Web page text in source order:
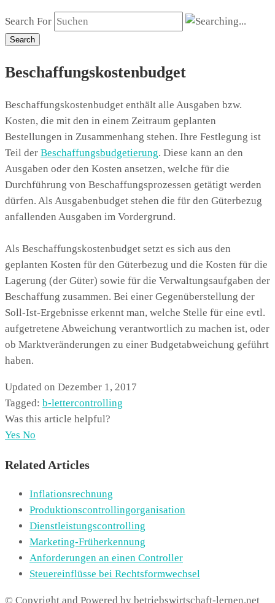
Search For
Search
Beschaffungskostenbudget
Beschaffungskostenbudget enthält alle Ausgaben bzw.
Kosten, die mit den in einem Zeitraum geplanten
Bestellungen in Zusammenhang stehen. Ihre Festlegung ist
Teil der Beschaffungsbudgetierung. Diese kann an den
Ausgaben oder den Kosten ansetzen, welche für die
Durchführung von Beschaffungsprozessen getätigt werden
dürfen. Als Ausgabenbudget stehen die für den Güterbezug
anfallenden Ausgaben im Vordergrund.
Als Beschaffungskostenbudget setzt es sich aus den
geplanten Kosten für den Güterbezug und die Kosten für die
Lagerung (der Güter) sowie für die Verwaltungsaufgaben der
Beschaffung zusammen. Bei einer Gegenüberstellung der
Soll-Ist-Ergebnisse erkennt man, welche Stelle für eine evtl.
aufgetretene Abweichung verantwortlich zu machen ist, oder
ob Marktveränderungen zu einer Budgetabweichung geführt
haben.
Updated on Dezember 1, 2017
Tagged: b-lettercontrolling
Was this article helpful?
Yes No
Related Articles
Inflationsrechnung
Produktionscontrollingorganisation
Dienstleistungscontrolling
Marketing-Früherkennung
Anforderungen an einen Controller
Steuereinflüsse bei Rechtsformwechsel
© Copyright and Powered by betriebswirtschaft-lernen.net